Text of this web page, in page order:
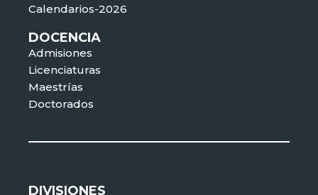
Calendarios-2026
DOCENCIA
Admisiones
Licenciaturas
Maestrías
Doctorados
DIVISIONES